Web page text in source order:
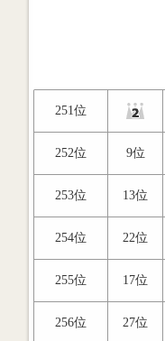
251位
252位 9位
253位 13位
254位 22位
255位 17位
256位 27位